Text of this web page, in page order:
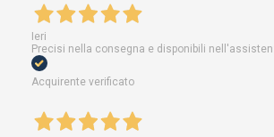
Ieri
Precisi nella consegna e disponibili
Acquirente verificato